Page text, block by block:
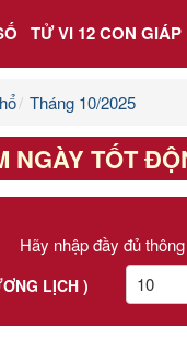
TỬ VI 12 CON GIÁP
Tháng 10/2025
NGÀY TỐT
Hãy nhập đầy đủ
LỊCH )